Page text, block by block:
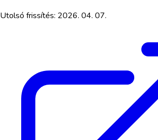
Utolsó frissítés: 2026. 04. 07.